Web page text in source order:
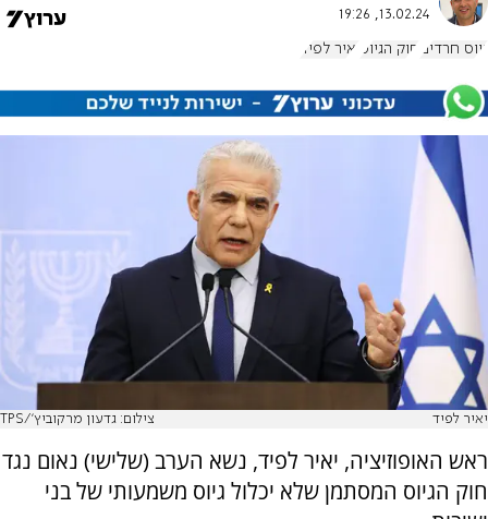
13.02.24, 19:26
גיוס חרדים חוק הגיוס יאיר לפיד
יאיר לפיד צילום: גדעון מרקוביץ'/TPS
ראש האופוזיציה, יאיר לפיד, נשא הערב (שלישי) נאום נגד
חוק הגיוס המסתמן שלא יכלול גיוס משמעותי של בני